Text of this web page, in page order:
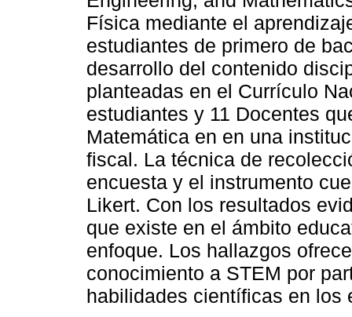
Física mediante el
estudiantes de primero de
desarrollo del contenido
planteadas en el Currículo
estudiantes y 11 Docentes
Matemática en en una
fiscal. La técnica de
encuesta y el instrumento
Likert. Con los resultados
que existe en el ámbito
enfoque. Los hallazgos
conocimiento a STEM por
habilidades científicas en los